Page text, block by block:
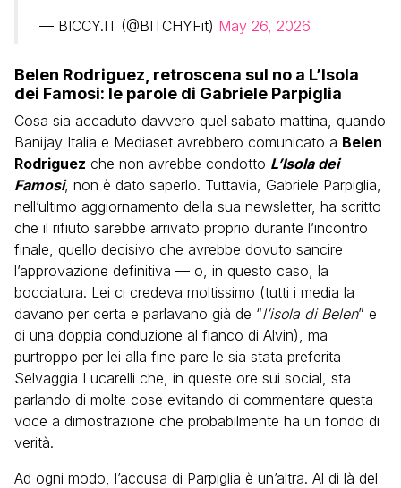
— BICCY.IT (@BITCHYFit) May 26, 2026
Belen Rodriguez, retroscena sul no a L’Isola
dei Famosi: le parole di Gabriele Parpiglia
Cosa sia accaduto davvero quel sabato mattina, quando
Banijay Italia e Mediaset avrebbero comunicato a Belen
Rodriguez che non avrebbe condotto L’Isola dei
Famosi, non è dato saperlo. Tuttavia, Gabriele Parpiglia,
nell’ultimo aggiornamento della sua newsletter, ha scritto
che il rifiuto sarebbe arrivato proprio durante l’incontro
finale, quello decisivo che avrebbe dovuto sancire
l’approvazione definitiva — o, in questo caso, la
bocciatura. Lei ci credeva moltissimo (tutti i media la
davano per certa e parlavano già de “l’isola di Belen” e
di una doppia conduzione al fianco di Alvin), ma
purtroppo per lei alla fine pare le sia stata preferita
Selvaggia Lucarelli che, in queste ore sui social, sta
parlando di molte cose evitando di commentare questa
voce a dimostrazione che probabilmente ha un fondo di
verità.
Ad ogni modo, l’accusa di Parpiglia è un’altra. Al di là del